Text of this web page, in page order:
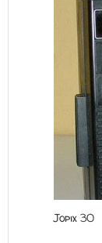
Jopix 30